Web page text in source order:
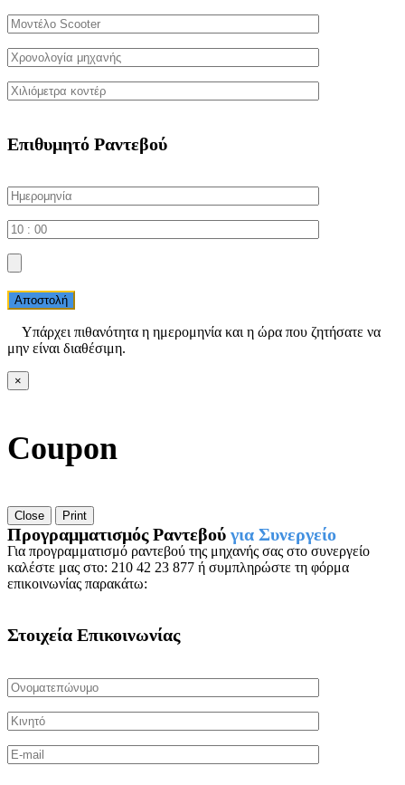
Επιθυμητό Ραντεβού
Αποστολή
Yπάρχει πιθανότητα η ημερομηνία και η ώρα που ζητήσατε να
μην είναι διαθέσιμη.
×
Coupon
Close Print
Προγραμματισμός Ραντεβού για Συνεργείο
Για προγραμματισμό ραντεβού της μηχανής σας στο συνεργείο
καλέστε μας στο: 210 42 23 877 ή συμπληρώστε τη φόρμα
επικοινωνίας παρακάτω:
Στοιχεία Επικοινωνίας